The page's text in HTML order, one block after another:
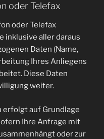
oder Telefax
oder Telefax
inklusive aller daraus
Daten (Name,
Ihres Anliegens
Diese Daten
weiter.
erfolgt auf Grundlage
Ihre Anfrage mit
oder zur